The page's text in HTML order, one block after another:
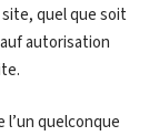
quel que soit
autorisation
quelconque